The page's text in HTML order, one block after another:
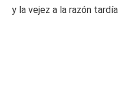
y la vejez a la razón tardía